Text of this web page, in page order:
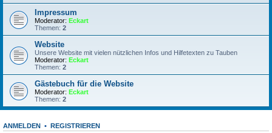
Impressum
Moderator: Eckart
Themen: 2
Website
Unsere Website mit vielen nützlichen Infos und Hilfetexten zu Tauben
Moderator: Eckart
Themen: 2
Gästebuch für die Website
Moderator: Eckart
Themen: 2
ANMELDEN • REGISTRIEREN